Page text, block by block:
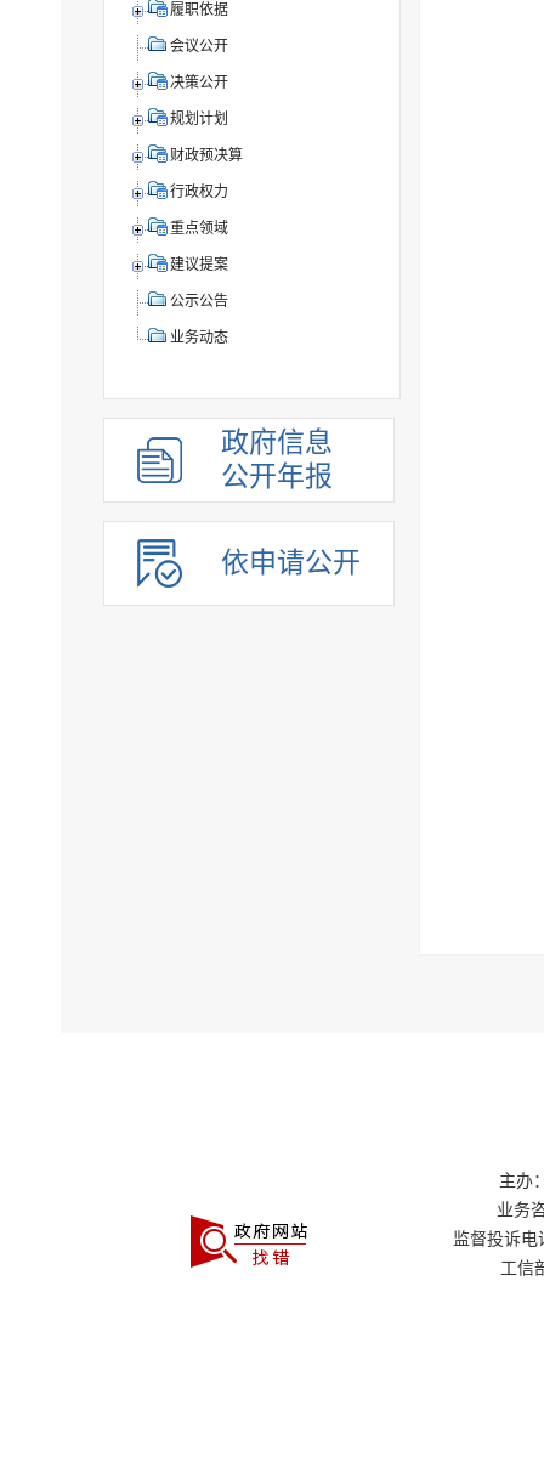
履职依据
会议公开
决策公开
规划计划
财政预决算
行政权力
重点领域
建议提案
公示公告
业务动态
政府信息
公开年报
依申请公开
主办
业务
监督投诉电
工信